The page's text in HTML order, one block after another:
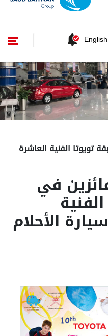
English
تويوتا الفنية العاشرة
في
الأحلام